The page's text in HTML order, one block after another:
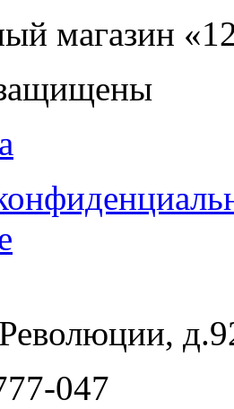
магазин
047